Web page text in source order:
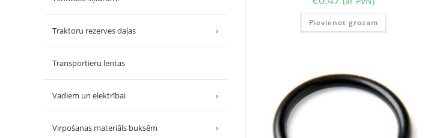
Pievienot grozam
Traktoru rezerves daļas ›
Transportieru lentas
Vadiem un elektrībai ›
Virpošanas materiāls buksēm ›